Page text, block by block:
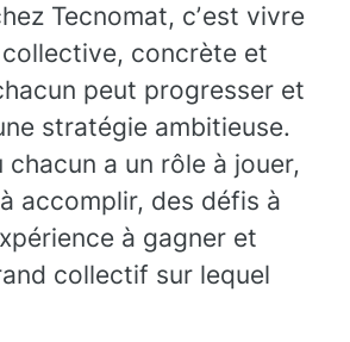
Tecnomat, cʼest vivre
concrète et
peut progresser et
stratégie ambitieuse.
chacun a un rôle à jouer,
accomplir, des défis à
à gagner et
collectif sur lequel